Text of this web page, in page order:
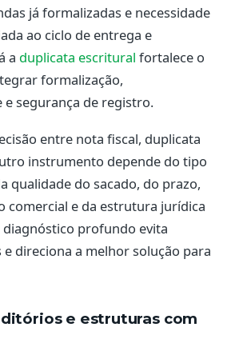
já formalizadas e necessidade
ao ciclo de entrega e
a duplicata escritural fortalece o
formalização,
e segurança de registro.
entre nota fiscal, duplicata
instrumento depende do tipo
qualidade do sacado, do prazo,
comercial e da estrutura jurídica
diagnóstico profundo evita
e direciona a melhor solução para
e estruturas com